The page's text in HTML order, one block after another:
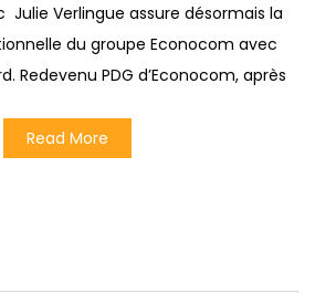
Julie Verlingue assure désormais la
du groupe Econocom avec
Redevenu PDG d’Econocom, après
Read More